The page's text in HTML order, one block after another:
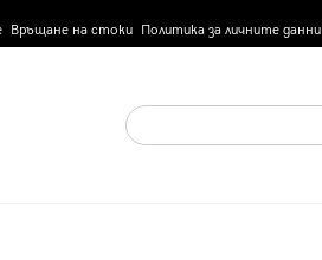
Връщане на стоки Политика за личните данни